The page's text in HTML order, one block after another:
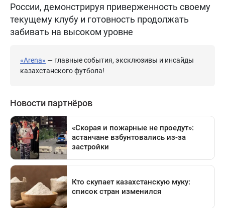
России, демонстрируя приверженность своему
текущему клубу и готовность продолжать
забивать на высоком уровне
«Arena» — главные события, эксклюзивы и инсайды
казахстанского футбола!